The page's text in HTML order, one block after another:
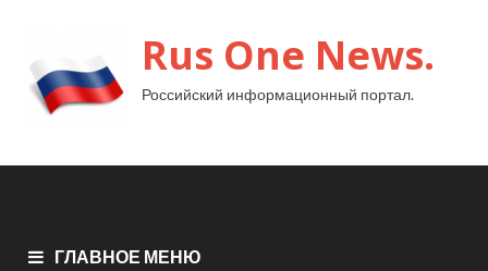
Rus One News.
Российский информационный портал.
ГЛАВНОЕ МЕНЮ